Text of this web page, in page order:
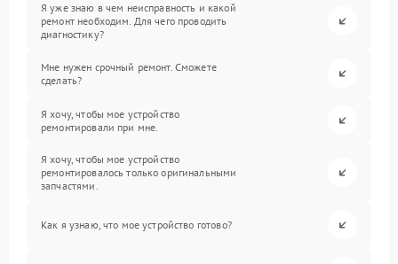
Я уже знаю в чем неисправность и какой
ремонт необходим. Для чего проводить
диагностику?
Мне нужен срочный ремонт. Сможете
сделать?
Я хочу, чтобы мое устройство
ремонтировали при мне.
Я хочу, чтобы мое устройство
ремонтировалось только оригинальными
запчастями.
Как я узнаю, что мое устройство готово?